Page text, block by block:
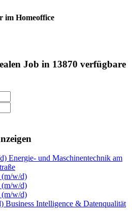
im Homeoffice
Job in 13870 verfügbare
Energie- und Maschinentechnik am
(m/w/d)
(m/w/d)
(m/w/d)
Business Intelligence & Datenqualität